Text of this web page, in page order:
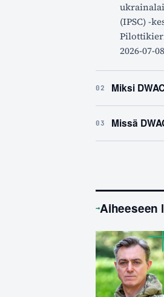
(IPSC) -
2026-07-
02 Miksi
03 Missä
→Aiheeseen